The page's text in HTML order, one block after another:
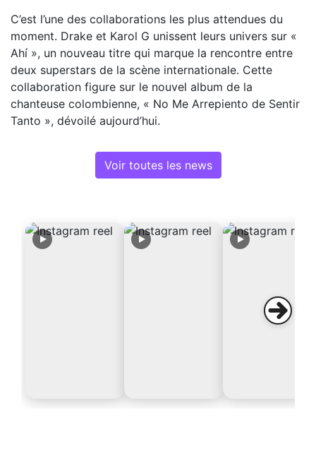
C’est l’une des collaborations les plus attendues du
moment. Drake et Karol G unissent leurs univers sur «
Ahí », un nouveau titre qui marque la rencontre entre
deux superstars de la scène internationale. Cette
collaboration figure sur le nouvel album de la
chanteuse colombienne, « No Me Arrepiento de Sentir
Tanto », dévoilé aujourd’hui.
Voir toutes les news